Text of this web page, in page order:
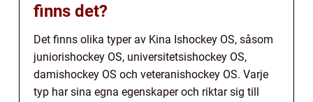
finns det?
Det finns olika typer av Kina Ishockey OS, såsom
juniorishockey OS, universitetsishockey OS,
damishockey OS och veteranishockey OS. Varje
typ har sina egna egenskaper och riktar sig till